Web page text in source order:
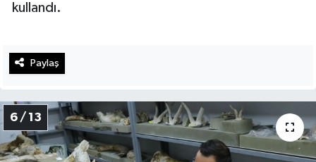
kullandı.
Paylaş
6 / 13